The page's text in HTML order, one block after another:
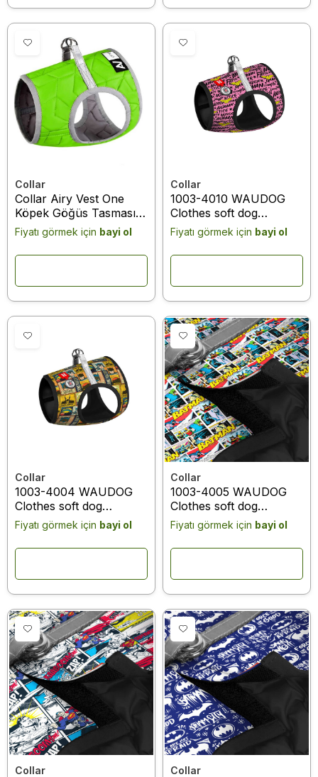
Collar
Collar Airy Vest One
Köpek Göğüs Tasması
S1 Yeşil (29415)
Fiyatı görmek için bayi ol
Collar
1003-4010 WAUDOG
Clothes soft dog
harness with QR
passport, "Wonder
Woman pink" design,
24 cm
Fiyatı görmek için bayi ol
Collar
1003-4004 WAUDOG
Clothes soft dog
harness with QR
passport, "Batman
vintage" design, XS3, B
Fiyatı görmek için bayi ol
Collar
1003-4005 WAUDOG
Clothes soft dog
harness with QR
passport, "Batman
comics" design, XS3, B
Fiyatı görmek için bayi ol
Collar Collar